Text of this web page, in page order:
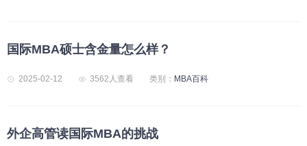
国际MBA硕士含金量怎么样？
2025-02-12 3562人查看 类别： MBA百科
外企高管读国际MBA的挑战